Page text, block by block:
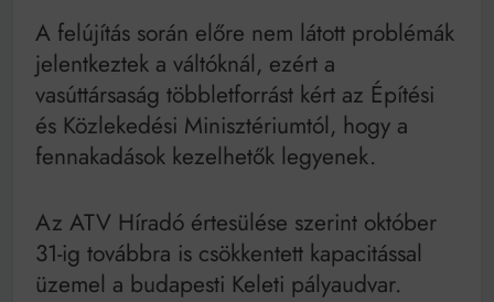
as években
Bitumenes lapostetők: a bevált technológia akkor
működik, ha jól van felújítva
A felújítás során előre nem látott problémák
jelentkeztek a váltóknál, ezért a
vasúttársaság többletforrást kért az Építési
és Közlekedési Minisztériumtól, hogy a
fennakadások kezelhetők legyenek.
Az ATV Híradó értesülése szerint október
31-ig továbbra is csökkentett kapacitással
üzemel a budapesti Keleti pályaudvar.